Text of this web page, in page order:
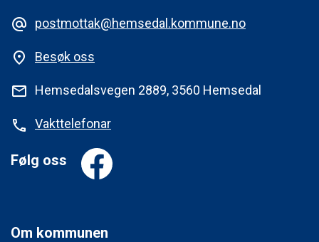
alternate_email postmottak@hemsedal.kommune.no
place Besøk oss
mail Hemsedalsvegen 2889, 3560 Hemsedal
phone Vakttelefonar
Følg oss
Om kommunen